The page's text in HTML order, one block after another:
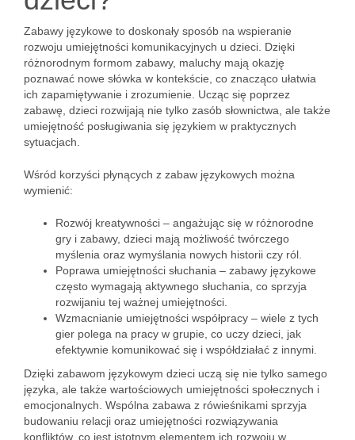
Zabawy językowe to doskonały sposób na wspieranie
rozwoju umiejętności komunikacyjnych u dzieci. Dzięki
różnorodnym formom zabawy, maluchy mają okazję
poznawać nowe słówka w kontekście, co znacząco ułatwia
ich zapamiętywanie i zrozumienie. Ucząc się poprzez
zabawę, dzieci rozwijają nie tylko zasób słownictwa, ale także
umiejętność posługiwania się językiem w praktycznych
sytuacjach.
Wśród korzyści płynących z zabaw językowych można
wymienić:
Rozwój kreatywności – angażując się w różnorodne
gry i zabawy, dzieci mają możliwość twórczego
myślenia oraz wymyślania nowych historii czy ról.
Poprawa umiejętności słuchania – zabawy językowe
często wymagają aktywnego słuchania, co sprzyja
rozwijaniu tej ważnej umiejętności.
Wzmacnianie umiejętności współpracy – wiele z tych
gier polega na pracy w grupie, co uczy dzieci, jak
efektywnie komunikować się i współdziałać z innymi.
Dzięki zabawom językowym dzieci uczą się nie tylko samego
języka, ale także wartościowych umiejętności społecznych i
emocjonalnych. Wspólna zabawa z rówieśnikami sprzyja
budowaniu relacji oraz umiejętności rozwiązywania
konfliktów, co jest istotnym elementem ich rozwoju w